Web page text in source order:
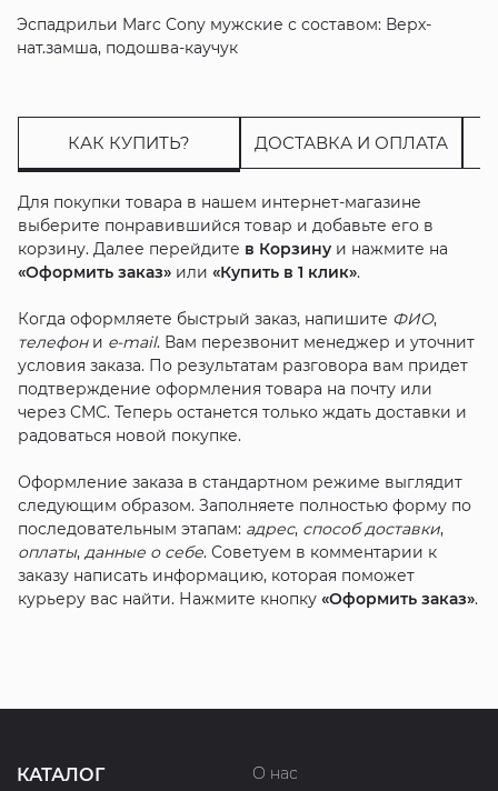
Эспадрильи Marc Cony мужские с составом: Верх-
нат.замша, подошва-каучук
КАК КУПИТЬ? ДОСТАВКА И ОПЛАТА
Для покупки товара в нашем интернет-магазине
выберите понравившийся товар и добавьте его в
корзину. Далее перейдите в Корзинуи нажмите на
«Оформить заказ»или «Купить в 1 клик».
Когда оформляете быстрый заказ, напишите ФИО,
телефони e-mail. Вам перезвонит менеджер и уточнит
условия заказа. По результатам разговора вам придет
подтверждение оформления товара на почту или
через СМС. Теперь останется только ждать доставки и
радоваться новой покупке.
Оформление заказа в стандартном режиме выглядит
следующим образом. Заполняете полностью форму по
последовательным этапам: адрес, способ доставки,
оплаты, данные о себе. Советуем в комментарии к
заказу написать информацию, которая поможет
курьеру вас найти. Нажмите кнопку «Оформить заказ».
КАТАЛОГ
О нас